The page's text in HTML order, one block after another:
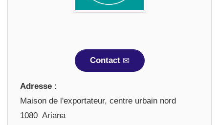
Contact
Adresse :
Maison de l'exportateur, centre urbain nord
1080 Ariana